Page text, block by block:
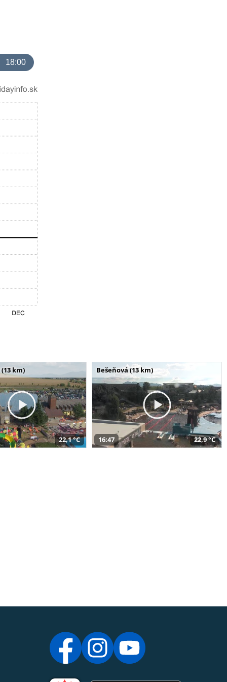
18:00
km)
22,1 °C
Bešeňová (13 km)
16:47 22,9 °C